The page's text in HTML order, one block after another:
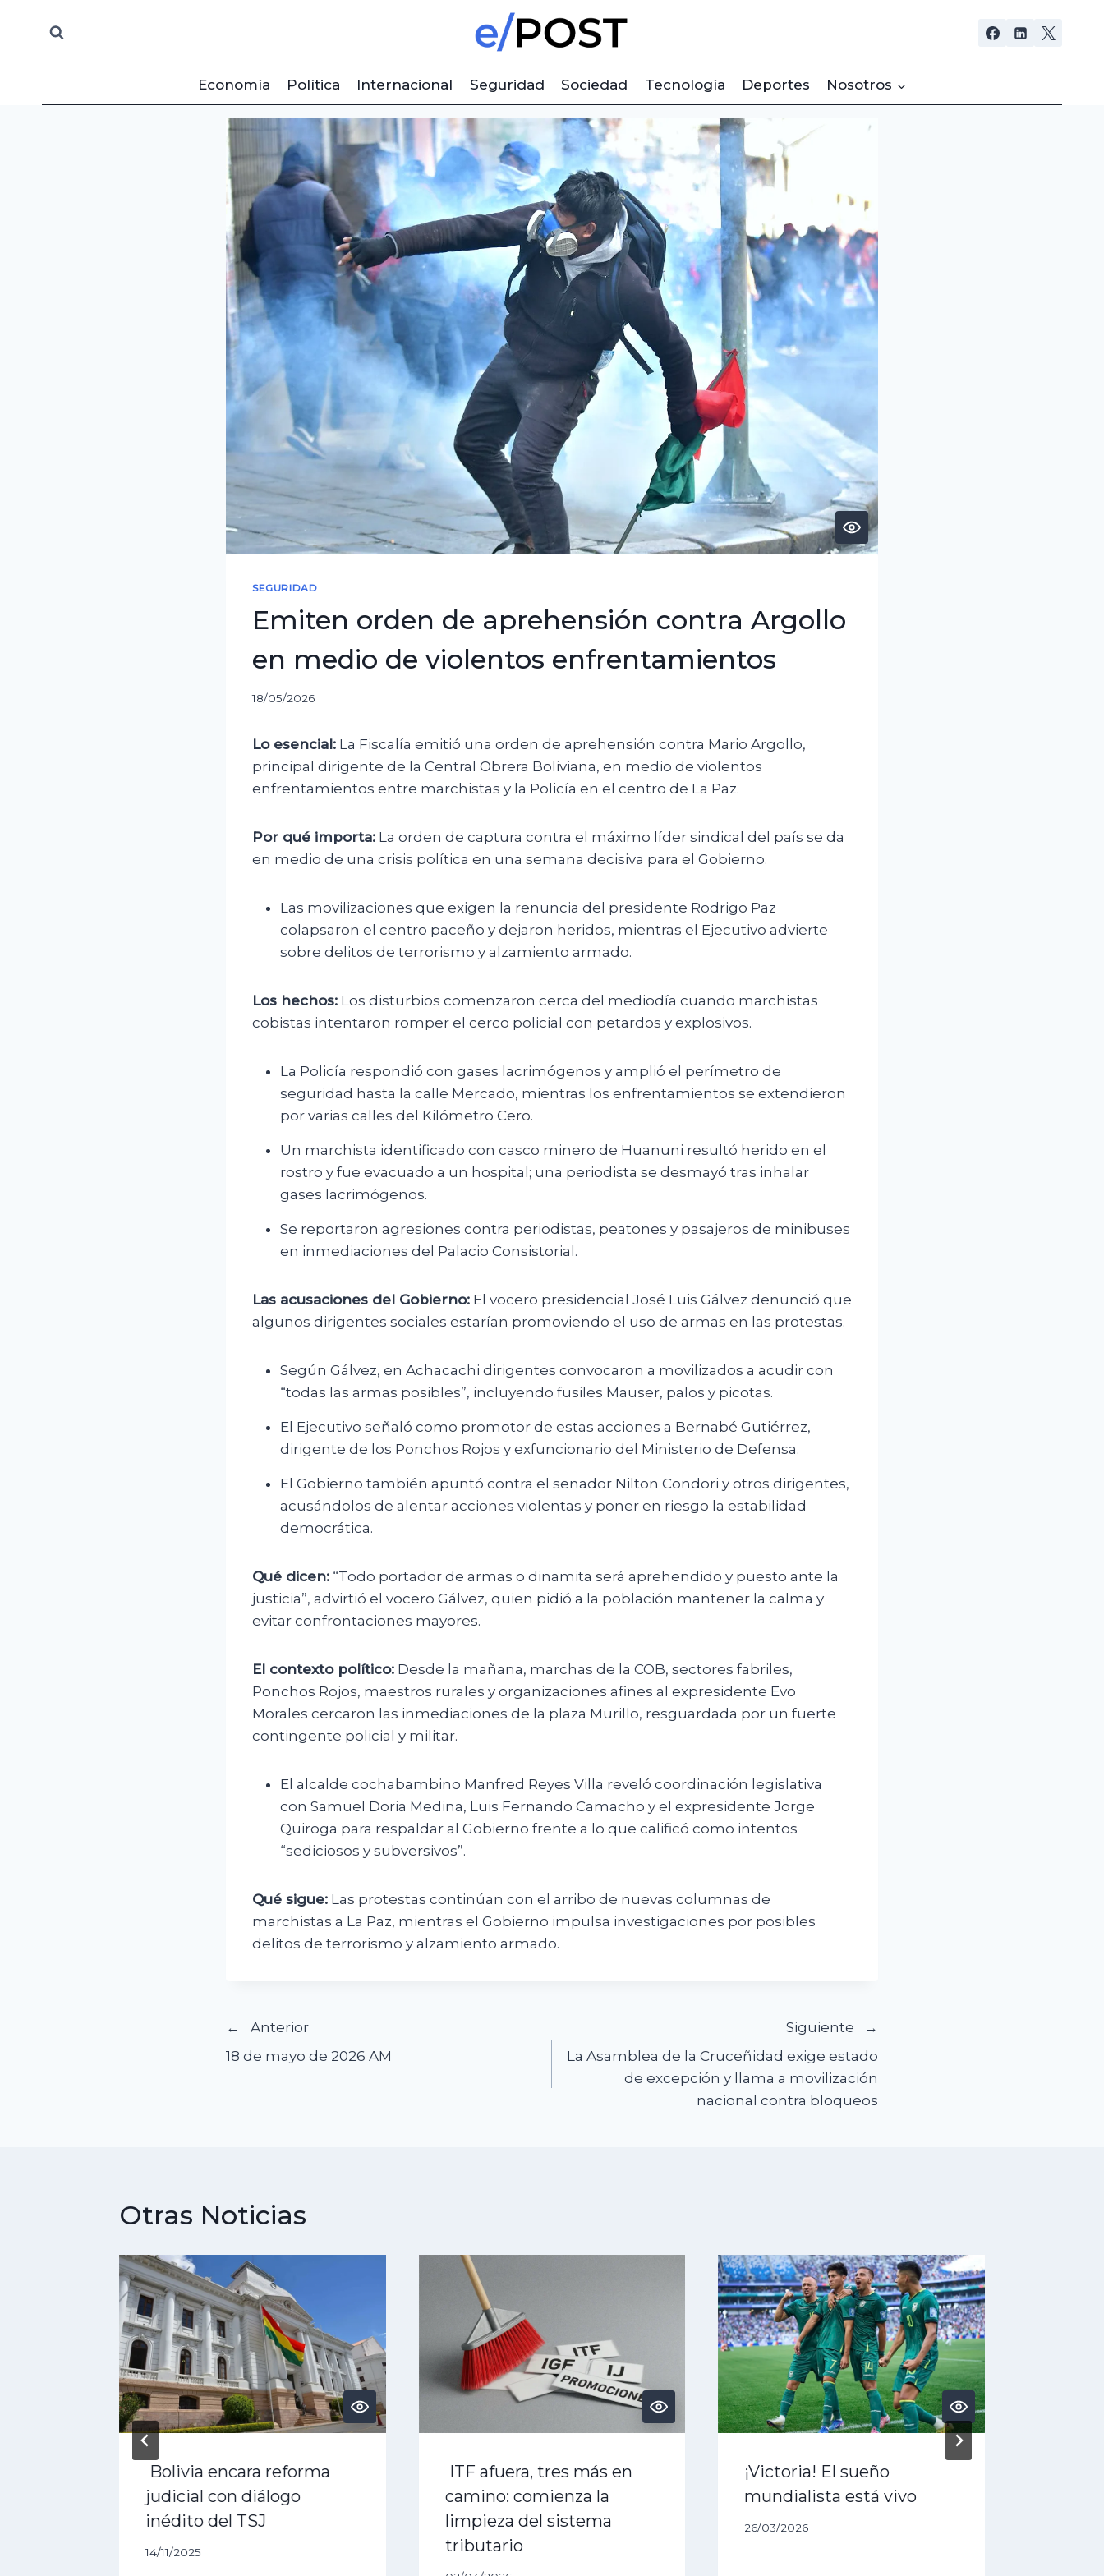
Economía
Política Internacional Seguridad Sociedad Tecnología Deportes Nosotros
SEGURIDAD
Emiten orden de aprehensión contra Argollo
en medio de violentos enfrentamientos
18/05/2026
Lo esencial: La Fiscalía emitió una orden de aprehensión contra Mario Argollo,
principal dirigente de la Central Obrera Boliviana, en medio de violentos
enfrentamientos entre marchistas y la Policía en el centro de La Paz.
Por qué importa: La orden de captura contra el máximo líder sindical del país se da
en medio de una crisis política en una semana decisiva para el Gobierno.
Las movilizaciones que exigen la renuncia del presidente Rodrigo Paz
colapsaron el centro paceño y dejaron heridos, mientras el Ejecutivo advierte
sobre delitos de terrorismo y alzamiento armado.
Los hechos: Los disturbios comenzaron cerca del mediodía cuando marchistas
cobistas intentaron romper el cerco policial con petardos y explosivos.
La Policía respondió con gases lacrimógenos y amplió el perímetro de
seguridad hasta la calle Mercado, mientras los enfrentamientos se extendieron
por varias calles del Kilómetro Cero.
Un marchista identificado con casco minero de Huanuni resultó herido en el
rostro y fue evacuado a un hospital; una periodista se desmayó tras inhalar
gases lacrimógenos.
Se reportaron agresiones contra periodistas, peatones y pasajeros de minibuses
en inmediaciones del Palacio Consistorial.
Las acusaciones del Gobierno: El vocero presidencial José Luis Gálvez denunció que
algunos dirigentes sociales estarían promoviendo el uso de armas en las protestas.
Según Gálvez, en Achacachi dirigentes convocaron a movilizados a acudir con
“todas las armas posibles”, incluyendo fusiles Mauser, palos y picotas.
El Ejecutivo señaló como promotor de estas acciones a Bernabé Gutiérrez,
dirigente de los Ponchos Rojos y exfuncionario del Ministerio de Defensa.
El Gobierno también apuntó contra el senador Nilton Condori y otros dirigentes,
acusándolos de alentar acciones violentas y poner en riesgo la estabilidad
democrática.
Qué dicen: “Todo portador de armas o dinamita será aprehendido y puesto ante la
justicia”, advirtió el vocero Gálvez, quien pidió a la población mantener la calma y
evitar confrontaciones mayores.
El contexto político: Desde la mañana, marchas de la COB, sectores fabriles,
Ponchos Rojos, maestros rurales y organizaciones afines al expresidente Evo
Morales cercaron las inmediaciones de la plaza Murillo, resguardada por un fuerte
contingente policial y militar.
El alcalde cochabambino Manfred Reyes Villa reveló coordinación legislativa
con Samuel Doria Medina, Luis Fernando Camacho y el expresidente Jorge
Quiroga para respaldar al Gobierno frente a lo que calificó como intentos
“sediciosos y subversivos”.
Qué sigue: Las protestas continúan con el arribo de nuevas columnas de
marchistas a La Paz, mientras el Gobierno impulsa investigaciones por posibles
delitos de terrorismo y alzamiento armado.
Navegación
Anterior
18 de mayo de 2026 AM
Siguiente
La Asamblea de la Cruceñidad exige estado
de excepción y llama a movilización
nacional contra bloqueos
Otras Noticias
Bolivia encara reforma
judicial con diálogo
inédito del TSJ
14/11/2025
ITF afuera, tres más en
camino: comienza la
limpieza del sistema
tributario
¡Victoria! El sueño
mundialista está vivo
26/03/2026